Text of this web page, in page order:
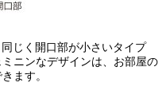
じく開口部が小さいタイプ
ニンなデザインは、お部屋の
ます。